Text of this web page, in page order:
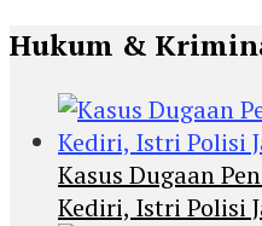
Hukum &
Kasus Dugaan
Kediri, Istri Polisi